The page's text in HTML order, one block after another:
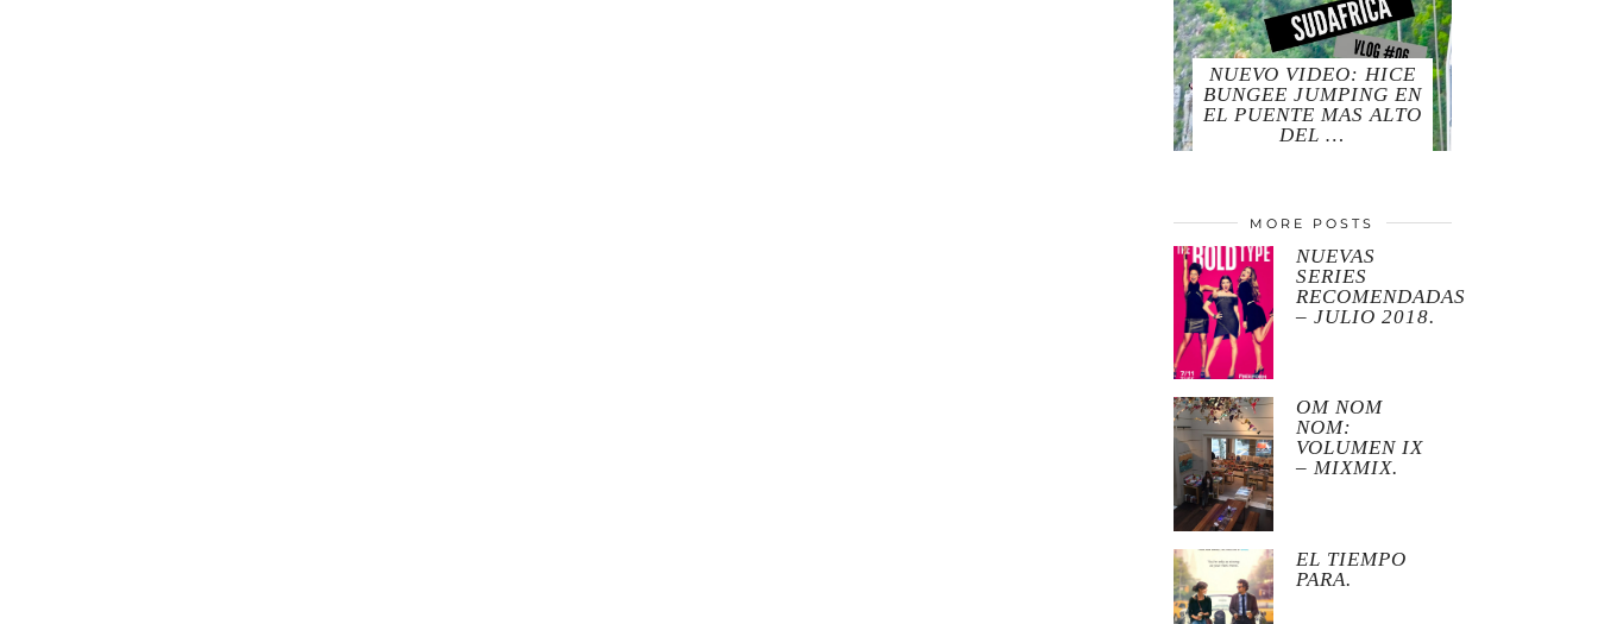
NUEVO VIDEO: HICE
BUNGEE JUMPING EN
EL PUENTE MAS ALTO
DEL …
MORE POSTS
NUEVAS
SERIES
RECOMENDADAS
– JULIO 2018.
OM NOM
NOM:
VOLUMEN IX
– MIXMIX.
EL TIEMPO
PARA.